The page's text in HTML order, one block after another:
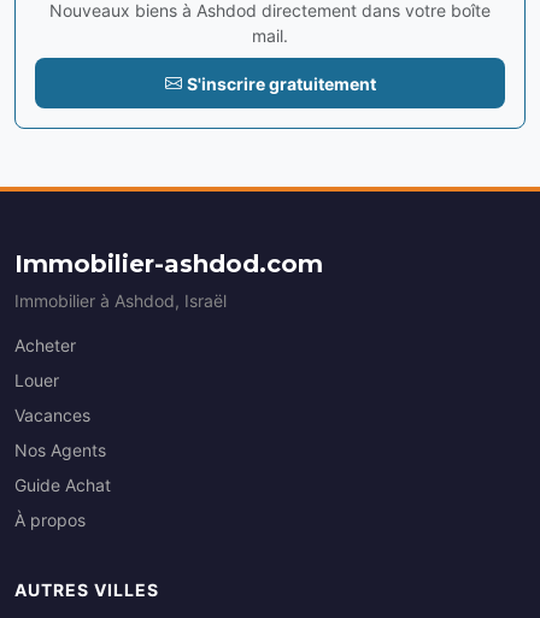
Nouveaux biens à Ashdod directement dans votre boîte
mail.
S'inscrire gratuitement
Immobilier-ashdod.com
Immobilier à Ashdod, Israël
Acheter
Louer
Vacances
Nos Agents
Guide Achat
À propos
AUTRES VILLES